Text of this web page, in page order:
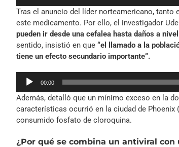
audio
Tras el anuncio del líder norteamericano,
este medicamento. Por ello, el investigador
pueden ir desde una cefalea hasta daños a
sentido, insistió en que “el llamado a la
tiene un efecto secundario importante”.
Reproductor
audio
00:00
Además, detalló que un mínimo exceso en la
características ocurrió en la ciudad de Phoenix
consumido fosfato de cloroquina.
¿Por qué se combina un antiviral con